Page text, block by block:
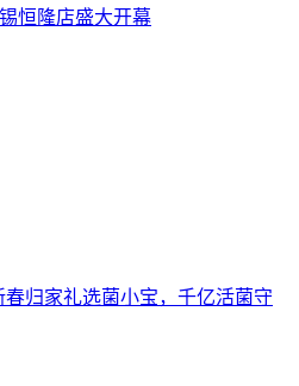
恒隆店盛大开幕
春归家礼选菌小宝，千亿活菌守